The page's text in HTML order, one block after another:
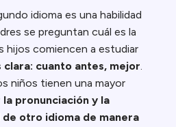
idioma es una habilidad
se preguntan cuál es la
hijos comiencen a estudiar
clara: cuanto antes, mejor.
niños tienen una mayor
la pronunciación y la
otro idioma de manera